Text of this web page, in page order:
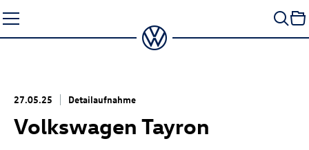
Seiteninhalt
springen
27.05.25 Detailaufnahme
Volkswagen Tayron